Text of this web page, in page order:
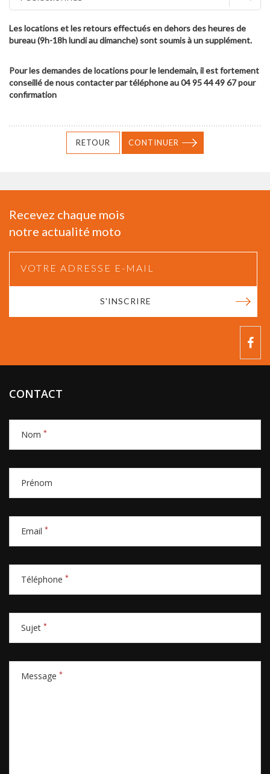
Les locations et les retours effectués en dehors des heures de
bureau (9h-18h lundi au dimanche) sont soumis à un supplément.
Pour les demandes de locations pour le lendemain, il est fortement
conseillé de nous contacter par téléphone au 04 95 44 49 67 pour
confirmation
RETOUR CONTINUER
Recevez chaque mois
notre actualité moto
S'INSCRIRE
CONTACT
Nom *
Prénom
Email *
Téléphone *
Sujet *
Message *